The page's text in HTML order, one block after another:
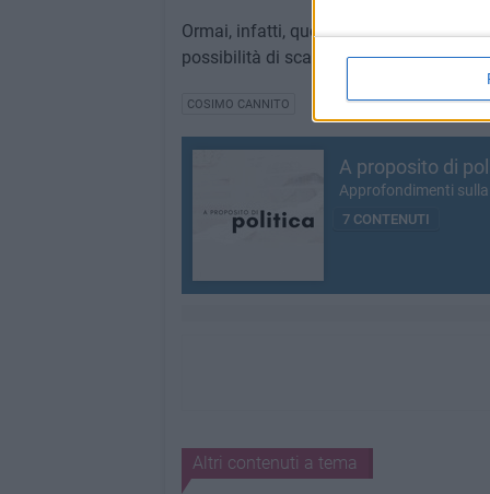
Ormai, infatti, quel progetto politico
possibilità di scampo. Per nessuno.
COSIMO CANNITO
A proposito di
Approfondimenti
7 CONTENUTI
Altri contenuti a tema